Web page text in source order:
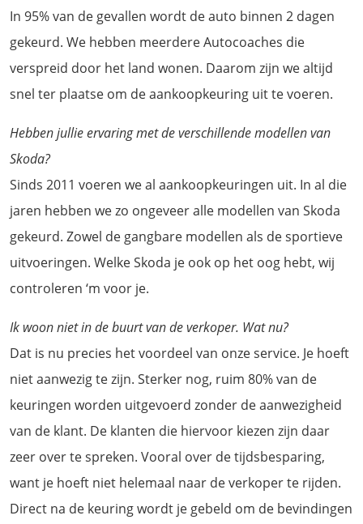
In 95% van de gevallen wordt de auto binnen 2 dagen
gekeurd. We hebben meerdere Autocoaches die
verspreid door het land wonen. Daarom zijn we altijd
snel ter plaatse om de aankoopkeuring uit te voeren.
Hebben jullie ervaring met de verschillende modellen van
Skoda?
Sinds 2011 voeren we al aankoopkeuringen uit. In al die
jaren hebben we zo ongeveer alle modellen van Skoda
gekeurd. Zowel de gangbare modellen als de sportieve
uitvoeringen. Welke Skoda je ook op het oog hebt, wij
controleren ‘m voor je.
Ik woon niet in de buurt van de verkoper. Wat nu?
Dat is nu precies het voordeel van onze service. Je hoeft
niet aanwezig te zijn. Sterker nog, ruim 80% van de
keuringen worden uitgevoerd zonder de aanwezigheid
van de klant. De klanten die hiervoor kiezen zijn daar
zeer over te spreken. Vooral over de tijdsbesparing,
want je hoeft niet helemaal naar de verkoper te rijden.
Direct na de keuring wordt je gebeld om de bevindingen